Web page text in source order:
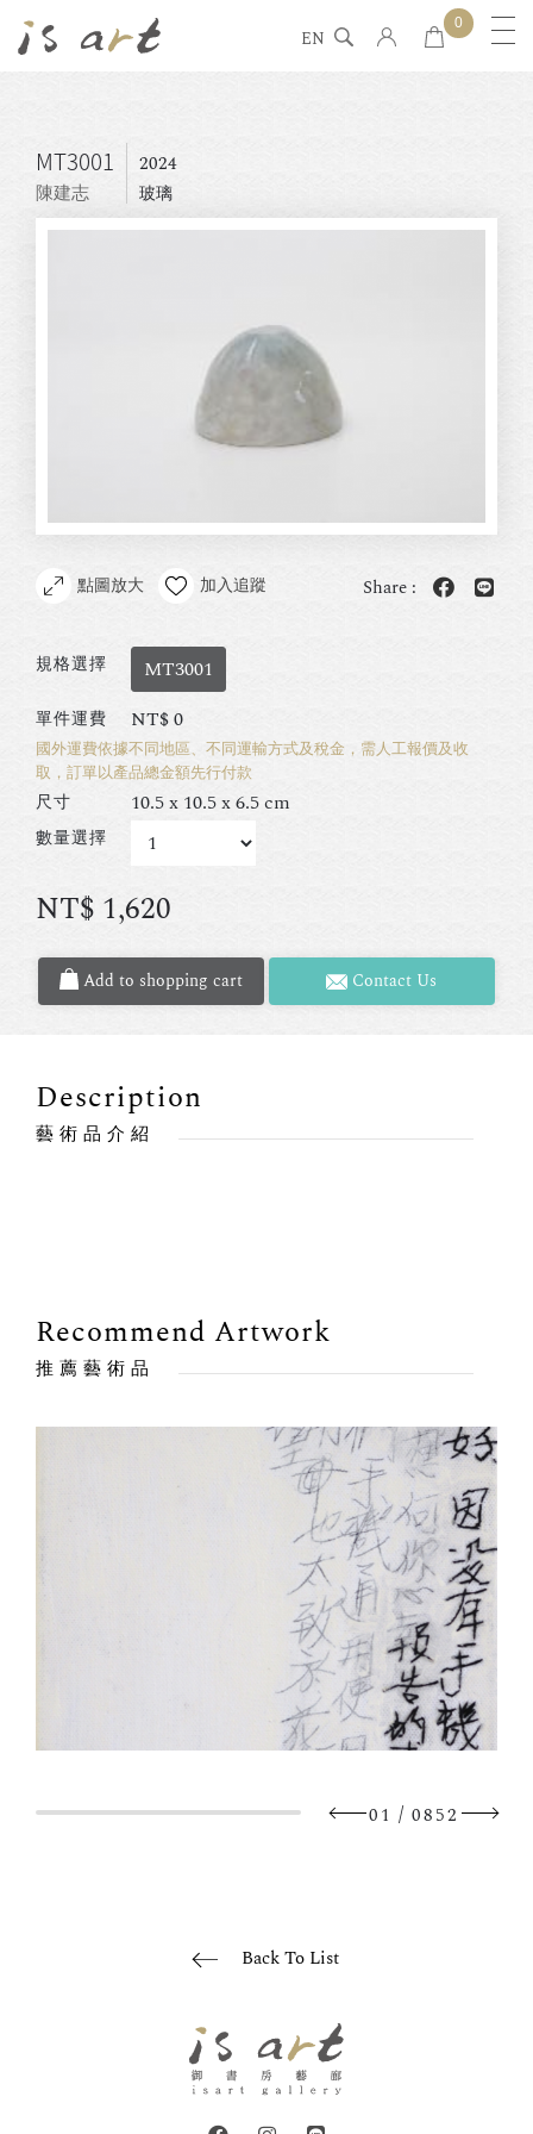
EN
0
MT3001
陳建志
2024
玻璃
點圖放大 加入追蹤 Share :
規格選擇 MT3001
單件運費 NT$0
國外運費依據不同地區、不同運輸方式及稅金，需人工報價及收
取，訂單以產品總金額先行付款
尺寸 10.5 x 10.5 x 6.5 cm
數量選擇
NT$ 1,620
Add to shopping cart Contact Us
Description
藝術品介紹
Recommend Artwork
推薦藝術品
01 / 0852
Back To List